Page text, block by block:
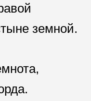
земной.